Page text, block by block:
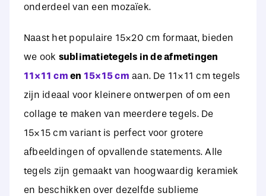
onderdeel van een mozaïek.
Naast het populaire 15×20 cm formaat, bieden
we ook sublimatietegels in de afmetingen
11×11 cm en 15×15 cm aan. De 11×11 cm tegels
zijn ideaal voor kleinere ontwerpen of om een
collage te maken van meerdere tegels. De
15×15 cm variant is perfect voor grotere
afbeeldingen of opvallende statements. Alle
tegels zijn gemaakt van hoogwaardig keramiek
en beschikken over dezelfde sublieme